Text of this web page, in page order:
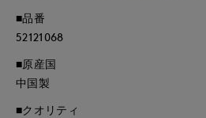
■品番
52121068
■原産国
中国製
■クオリティ